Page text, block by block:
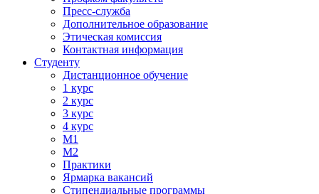
Пресс-служба
Дополнительное образование
Этическая комиссия
Контактная информация
Студенту
Дистанционное обучение
1 курс
2 курс
3 курс
4 курс
М1
М2
Практики
Ярмарка вакансий
Стипендиальные программы